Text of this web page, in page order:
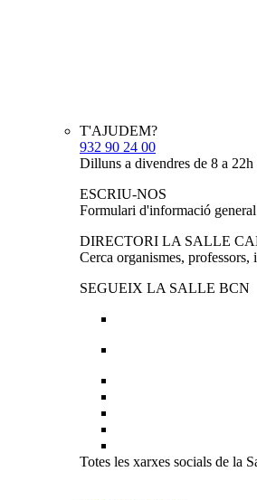
T'AJUDEM?
932 90 24 00
Dilluns a divendres de 8 a 22h
ESCRIU-NOS
Formulari d'informació general
DIRECTORI LA SALLE
Cerca organismes, professors,
SEGUEIX LA SALLE BCN
Totes les xarxes socials de la